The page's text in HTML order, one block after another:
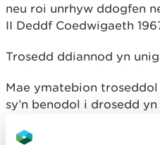
neu roi unrhyw ddogfen
II Deddf Coedwigaeth
Trosedd ddiannod yn
Mae ymatebion
sy’n benodol i drosedd
Rhybudd